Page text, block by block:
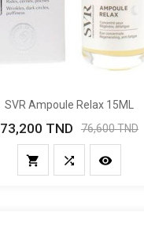
SVR Ampoule Relax 15ML
Prix
73,200 TND
Prix
76,600 TND
  